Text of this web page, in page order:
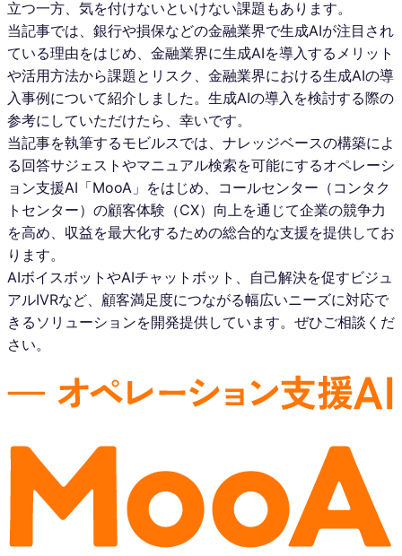
立つ一方、気を付けないといけない課題もあります。
当記事では、銀行や損保などの金融業界で生成AIが注目され
ている理由をはじめ、金融業界に生成AIを導入するメリット
や活用方法から課題とリスク、金融業界における生成AIの導
入事例について紹介しました。生成AIの導入を検討する際の
参考にしていただけたら、幸いです。
当記事を執筆するモビルスでは、ナレッジベースの構築によ
る回答サジェストやマニュアル検索を可能にするオペレーシ
ョン支援AI「MooA」をはじめ、コールセンター（コンタク
トセンター）の顧客体験（CX）向上を通じて企業の競争力
を高め、収益を最大化するための総合的な支援を提供してお
ります。
AIボイスボットやAIチャットボット、自己解決を促すビジュ
アルIVRなど、顧客満足度につながる幅広いニーズに対応で
きるソリューションを開発提供しています。ぜひご相談くだ
さい。